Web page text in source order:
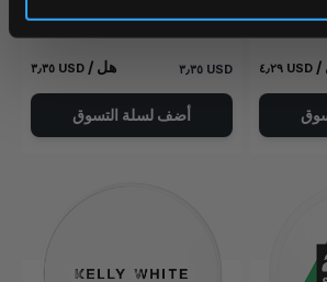
٣٫٣٥ USD / هل ٣٫٣٥ USD
أضف لسلة التسوق
٤٫٢٩ USD